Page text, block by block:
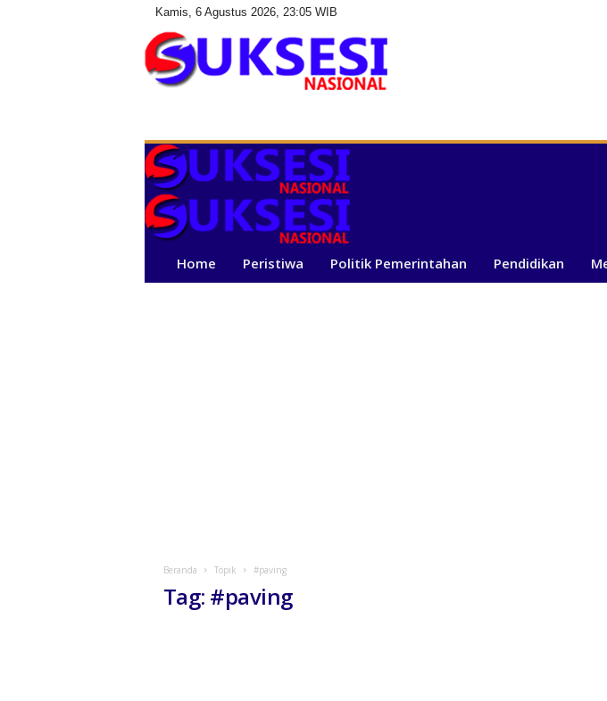
Kamis, 6 Agustus 2026, 23:05 WIB
s
e
i
N
i
Home Peristiwa Politik Pemerintahan Pendidikan
Beranda Topik #paving
Tag: #paving